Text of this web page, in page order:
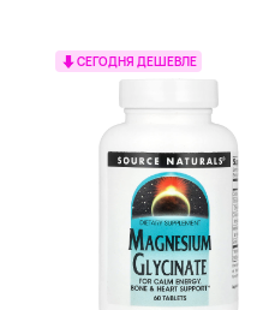
СЕГОДНЯ ДЕШЕВЛЕ